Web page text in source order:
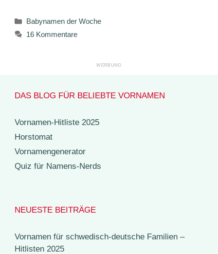
Kategorien
Babynamen der Woche
16 Kommentare
DAS BLOG FÜR BELIEBTE VORNAMEN
Vornamen-Hitliste 2025
Horstomat
Vornamengenerator
Quiz für Namens-Nerds
NEUESTE BEITRÄGE
Vornamen für schwedisch-deutsche Familien –
Hitlisten 2025